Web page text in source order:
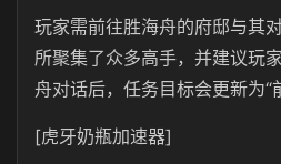
玩家需前往胜海舟的府邸与其
所聚集了众多高手，并建议玩
舟对话后，任务目标会更新为“
[虎牙奶瓶加速器]